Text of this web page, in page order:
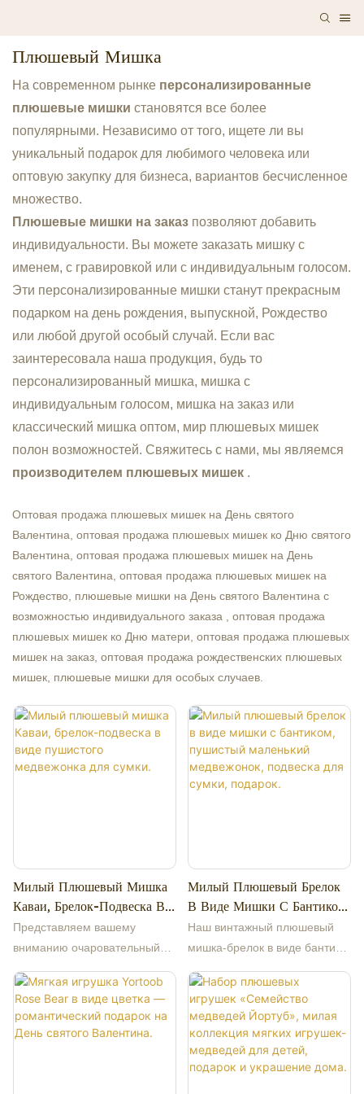
Плюшевый Мишка
На современном рынке персонализированные
плюшевые мишки становятся все более
популярными. Независимо от того, ищете ли вы
уникальный подарок для любимого человека или
оптовую закупку для бизнеса, вариантов бесчисленное
множество.
Плюшевые мишки на заказ позволяют добавить
индивидуальности. Вы можете заказать мишку с
именем, с гравировкой или с индивидуальным голосом.
Эти персонализированные мишки станут прекрасным
подарком на день рождения, выпускной, Рождество
или любой другой особый случай. Если вас
заинтересовала наша продукция, будь то
персонализированный мишка, мишка с
индивидуальным голосом, мишка на заказ или
классический мишка оптом, мир плюшевых мишек
полон возможностей. Свяжитесь с нами, мы являемся
производителем плюшевых мишек .
Оптовая продажа плюшевых мишек на День святого
Валентина, оптовая продажа плюшевых мишек ко Дню святого
Валентина, оптовая продажа плюшевых мишек на День
святого Валентина, оптовая продажа плюшевых мишек на
Рождество, плюшевые мишки на День святого Валентина с
возможностью индивидуального заказа , оптовая продажа
плюшевых мишек ко Дню матери, оптовая продажа плюшевых
мишек на заказ, оптовая продажа рождественских плюшевых
мишек, плюшевые мишки для особых случаев.
Милый Плюшевый Мишка
Каваи, Брелок-Подвеска В
Виде Пушистого
Медвежонка Для Сумки.
Представляем вашему
вниманию очаровательный
«Румяные щечки»! Этот
крошечный мишка с
пушистым мехом обладает
Милый Плюшевый Брелок
В Виде Мишки С Бантиком,
Пушистый Маленький
Медвежонок, Подвеска Для
Наш винтажный плюшевый
мишка-брелок в виде бантика
аксессуар, который нельзя
пропустить! Изготовленный из
мягкой пушистой плюшевой
ткани и наполненный
эластичным